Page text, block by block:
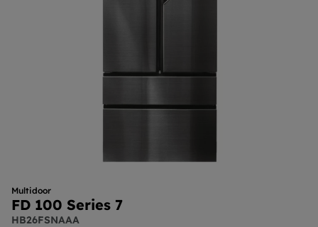
Multidoor
FD 100 Series 7
HB26FSNAAA